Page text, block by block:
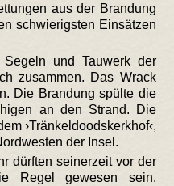
aus der Brandung
schwierigsten Einsätzen
und Tauwerk der
zusammen. Das Wrack
Die Brandung spülte die
an den Strand. Die
›Tränkeldoodskerkhof‹,
der Insel.
dürften seinerzeit vor der
Regel gewesen sein.